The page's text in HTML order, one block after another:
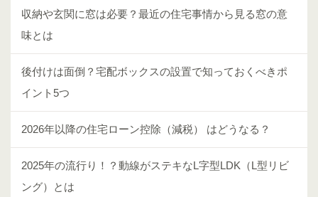
収納や玄関に窓は必要？最近の住宅事情から見る窓の意
味とは
後付けは面倒？宅配ボックスの設置で知っておくべきポ
イント5つ
2026年以降の住宅ローン控除（減税） はどうなる？
2025年の流行り！？動線がステキなL字型LDK（L型リビ
ング）とは